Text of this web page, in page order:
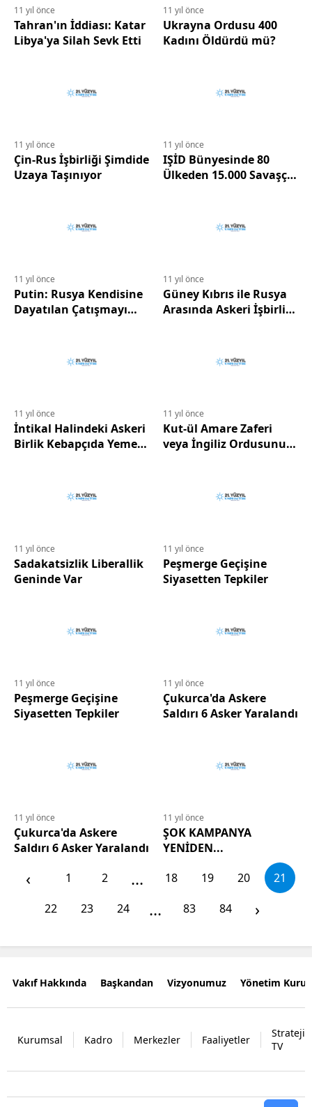
11 yıl önce
Tahran'ın İddiası: Katar
Libya'ya Silah Sevk Etti
11 yıl önce
Ukrayna Ordusu 400
Kadını Öldürdü mü?
11 yıl önce
Çin-Rus İşbirliği Şimdide
Uzaya Taşınıyor
11 yıl önce
IŞİD Bünyesinde 80
Ülkeden 15.000 Savaşçı
11 yıl önce
Putin: Rusya Kendisine
Dayatılan Çatışmayı
11 yıl önce
Güney Kıbrıs ile Rusya
Arasında Askeri İşbirliği
İmkanlar Sağlayacak
11 yıl önce
İntikal Halindeki Askeri
Birlik Kebapçıda Yemek
11 yıl önce
Kut-ül Amare Zaferi
veya İngiliz Ordusunu
11 yıl önce
Sadakatsizlik Liberallik
Geninde Var
11 yıl önce
Peşmerge Geçişine
Siyasetten Tepkiler
11 yıl önce
Peşmerge Geçişine
Siyasetten Tepkiler
11 yıl önce
Çukurca'da Askere
Saldırı 6 Asker Yaralandı
11 yıl önce
Çukurca'da Askere
Saldırı 6 Asker Yaralandı
11 yıl önce
ŞOK KAMPANYA
YENİDEN...
‹ 1 2 ... 18 19 20
21
22
23 24 ... 83 84 ›
Vakıf Hakkında Başkandan Vizyonumuz Yönetim
Kurumsal Kadro Merkezler Faaliyetler
Strateji
TV